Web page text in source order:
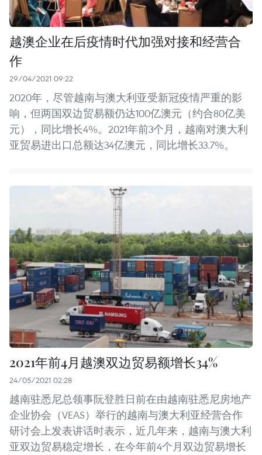
越澳企业在后疫情时代加强对接和经营合
作
29/04/2021 09:22
2020年，尽管越南与澳大利亚受新冠疫情严重的影
响，但两国双边贸易额仍达100亿澳元（约合80亿美
元），同比增长4%。2021年前3个月，越南对澳大利
亚贸易进出口总额达34亿澳元，同比增长33.7%。
2021年前4月越澳双边贸易额增长34%
24/05/2021 02:28
越南驻悉尼总领事阮登胜日前在由越南驻悉尼房地产
企业协会（VEAS）举行的越南与澳大利亚经营合作
研讨会上发表讲话时表示，近几年来，越南与澳大利
亚双边贸易稳定增长，在今年前4个月双边贸易增长